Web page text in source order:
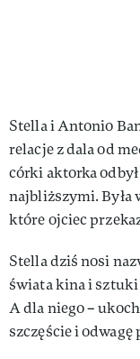
Stella i Antonio
relacje z dala od
córki aktorka
najbliższymi. Była
które ojciec
Stella dziś nosi
świata kina i sztuki
A dla niego –
szczęście i odwagę